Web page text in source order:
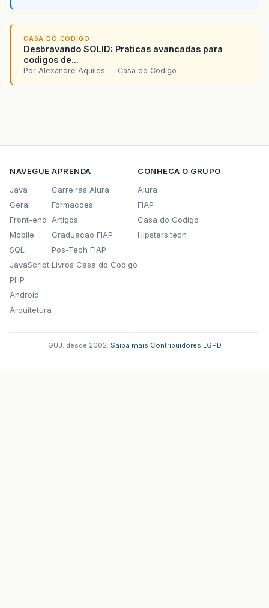
CASA DO CODIGO
Desbravando SOLID: Praticas avancadas para
codigos de...
Por Alexandre Aquiles — Casa do Codigo
NAVEGUE
Java
Geral
Front-end
Mobile
SQL
JavaScript
PHP
Android
Arquitetura
APRENDA
Carreiras Alura
Formacoes
Artigos
Graduacao FIAP
Pos-Tech FIAP
Livros Casa do Codigo
CONHECA O GRUPO
Alura
FIAP
Casa do Codigo
Hipsters.tech
GUJ: desde 2002. Saiba mais Contribuidores LGPD